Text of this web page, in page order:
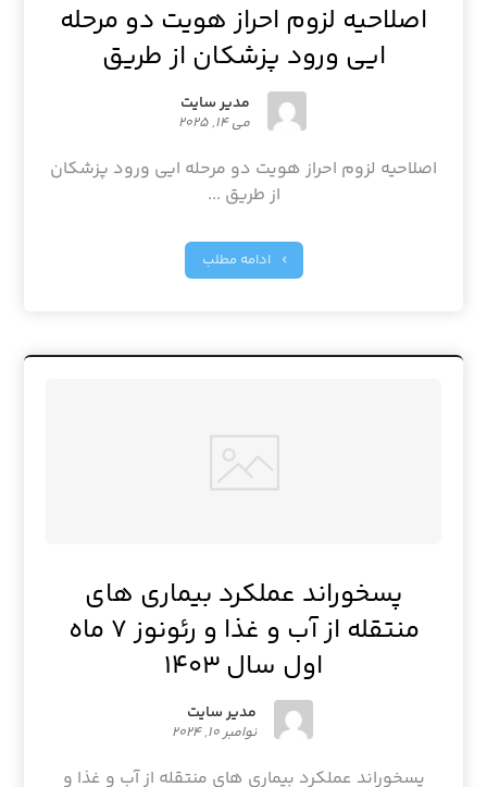
اصلاحیه لزوم احراز هویت دو مرحله
ایی ورود پزشکان از طریق
مدیر سایت
می ۱۴, ۲۰۲۵
اصلاحیه لزوم احراز هویت دو مرحله ایی ورود پزشکان
از طریق ...
ادامه مطلب
پسخوراند عملکرد بیماری های
منتقله از آب و غذا و رئونوز ۷ ماه
اول سال ۱۴۰۳
مدیر سایت
نوامبر ۱۰, ۲۰۲۴
پسخوراند عملکرد بیماری های منتقله از آب و غذا و